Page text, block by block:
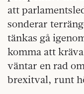
att
sonderar
tänkas gå
komma att
väntar en rad
brexitval, runt